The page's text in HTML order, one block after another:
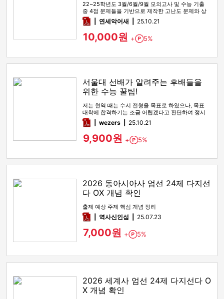
22~25학년도 3월/6월/9월 모의고사 및 수능 기출
중 4점 문제들을 기반으로 제작한 고난도 문제와 상
세한 해설
pdf연세악어새 25.10.21
10,000원 + Point
5%
서울대 선배가 알려주는 후배들을
위한 수능 꿀팁!
저는 현역 때는 수시 전형을 목표로 하였으나, 목표
대학에 합격하기는 조금 어렵겠다고 판단하여 정시
전형을 노리며 재수를 시…
pdfwezers 25.10.21
9,900원 + Point
5%
2026 동아시아사 엄선 24제 다지선
다 OX 개념 확인
출제 예상 주제 핵심 개념 정리
pdf역사신인섭 25.07.23
7,000원 + Point
5%
2026 세계사 엄선 24제 다지선다 O
X 개념 확인